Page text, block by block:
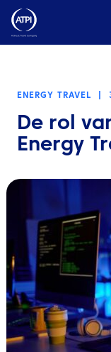
Over ons
Duurzaamheid
TravelHub
Zoeken
NL
ENERGY TRAVEL
De rol
Energy